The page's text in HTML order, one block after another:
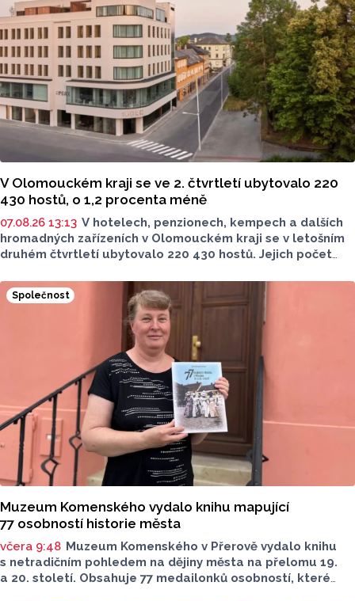
V Olomouckém kraji se ve 2. čtvrtletí ubytovalo 220
430 hostů, o 1,2 procenta méně
07.08.26 13:13 V hotelech, penzionech, kempech a dalších
hromadných zařízeních v Olomouckém kraji se v letošním
druhém čtvrtletí ubytovalo 220 430 hostů. Jejich počet
přibylo ubytovaných cizinců, kterých bylo 45 548,
meziročně o 9,1 procenta více. Naopak domácích hostů
v regionu ubylo, kraj v tomto období navštívilo 174 882
turistů, což bylo meziročně o 3,6 procenta méně. Celkový
počet přenocování v kraji klesl o 4,7 procenta. Údaje
dnes zveřejnil Český statistický úřad (ČSÚ).
Společnost
Muzeum Komenského vydalo knihu mapující
77 osobností historie města
včera 9:48 Muzeum Komenského v Přerově vydalo knihu
s netradičním pohledem na dějiny města na přelomu 19.
a 20. století. Obsahuje 77 medailonků osobností, které